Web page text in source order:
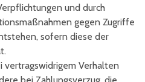
und durch
gegen Zugriffe
sofern diese der
vertragswidrigem Verhalten